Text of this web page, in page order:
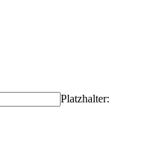
Platzhalter: